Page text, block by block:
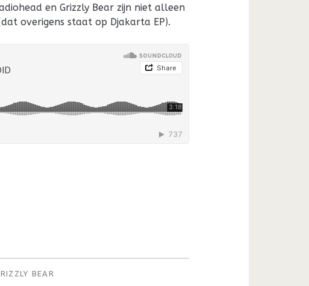
en Grizzly Bear zijn niet alleen
overigens staat op Djakarta EP).
BEAR